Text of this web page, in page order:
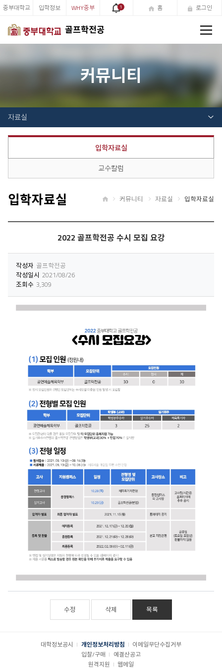
골프학전공
중부대학교 입학정보 WHY중부 1 홈 로그인
커뮤니티
자료실
입학자료실
교수칼럼
입학자료실 커뮤니티 자료실 입학자료실
2022 골프학전공 수시 모집 요강
작성자 골프학전공
작성일시 2021/08/26
조회수 3,309
수정 삭제 목록
대학정보공시 개인정보처리방침
이메일무단수집거부
입찰/구매
예결산공고
원격지원
웹메일